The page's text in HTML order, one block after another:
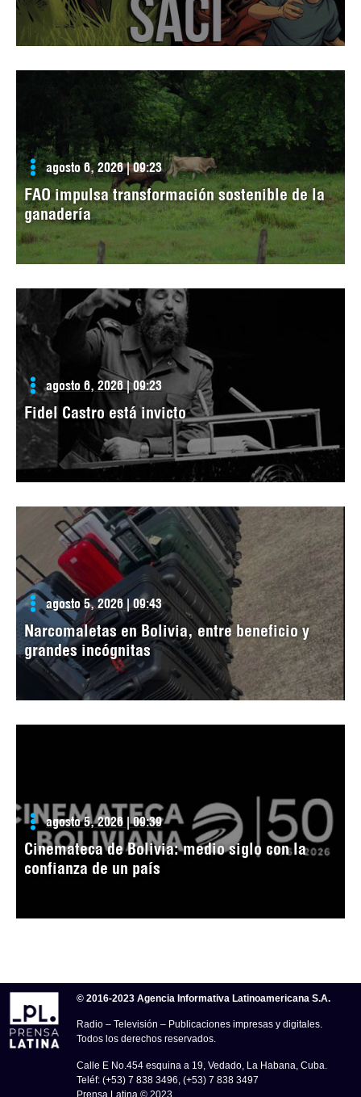
agosto 6, 2026 | 09:23
FAO impulsa transformación sostenible de la
ganadería
agosto 6, 2026 | 09:23
Fidel Castro está invicto
agosto 5, 2026 | 09:43
Narcomaletas en Bolivia, entre beneficio y
grandes incógnitas
agosto 5, 2026 | 09:39
Cinemateca de Bolivia: medio siglo con la
confianza de un país
© 2016-2023 Agencia Informativa Latinoamericana S.A.
Radio – Televisión – Publicaciones impresas y digitales.
Todos los derechos reservados.
Calle E No.454 esquina a 19, Vedado, La Habana, Cuba.
Teléf: (+53) 7 838 3496, (+53) 7 838 3497
Prensa Latina © 2023 .